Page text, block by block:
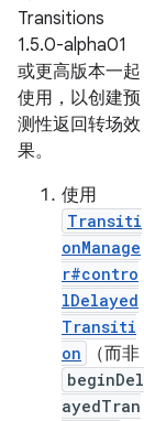
Transitions
1.5.0-alpha01
或更高版本一起
使用，以创建预
测性返回转场效
果。
使用
Transiti
onManage
r#contro
lDelayed
Transiti
on
（而非
beginDel
ayedTran